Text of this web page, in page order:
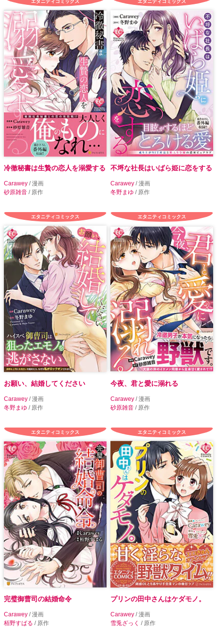
エタニティコミックス
冷徹秘書は生贄の恋人を溺愛する
Carawey / 漫画
砂原雑音 / 原作
エタニティコミックス
不埒な社長はいばら姫に恋をする
Carawey / 漫画
冬野まゆ / 原作
エタニティコミックス
お願い、結婚してください
Carawey / 漫画
冬野まゆ / 原作
エタニティコミックス
今夜、君と愛に溺れる
Carawey / 漫画
砂原雑音 / 原作
エタニティコミックス
完璧御曹司の結婚命令
Carawey / 漫画
栢野すばる / 原作
エタニティコミックス
プリンの田中さんはケダモノ。
Carawey / 漫画
雪兎ざっく / 原作